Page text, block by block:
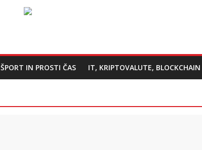
ŠPORT IN PROSTI ČAS IT, KRIPTOVALUTE, BLOCKCHAIN